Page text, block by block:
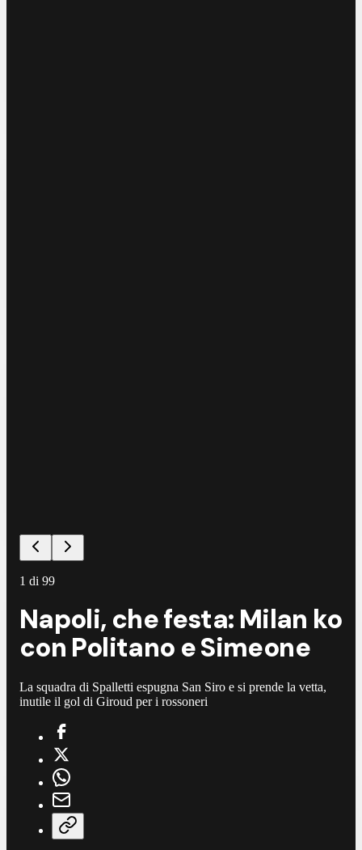
1 di 99
Napoli, che festa: Milan ko
con Politano e Simeone
La squadra di Spalletti espugna San Siro e si prende la vetta,
inutile il gol di Giroud per i rossoneri